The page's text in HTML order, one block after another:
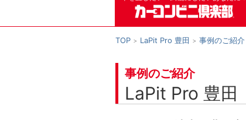
TOP LaPit Pro 豊田 事例のご紹介
事例のご紹介
LaPit Pro 豊田